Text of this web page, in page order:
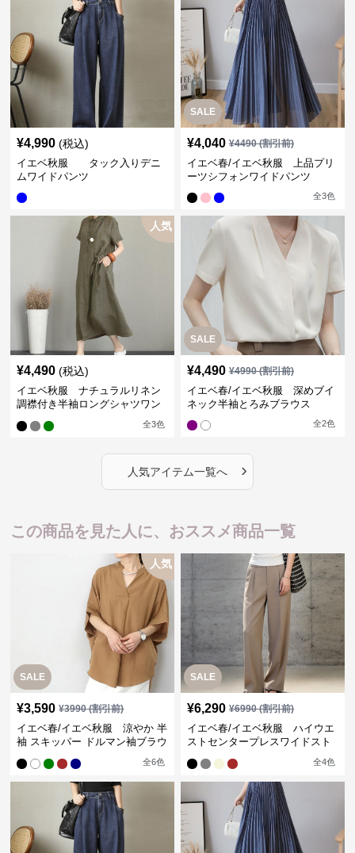
¥4,990 (税込)
イエベ秋服 タック入りデニ
ムワイドパンツ
SALE
¥4,040 ¥4490(割引前)
イエベ春/イエベ秋服 上品プリ
ーツシフォンワイドパンツ
全3色
人気
¥4,490 (税込)
イエベ秋服 ナチュラルリネン
調襟付き半袖ロングシャツワン
全3色
SALE
¥4,490 ¥4990(割引前)
イエベ春/イエベ秋服 深めブイ
ネック半袖とろみブラウス
全2色
人気アイテム一覧へ ›
この商品を見た人に、おススメ商品一覧
SALE
人気
¥3,590 ¥3990(割引前)
イエベ春/イエベ秋服 涼やか 半
袖 スキッパー ドルマン袖ブラウ
全6色
SALE
¥6,290 ¥6990(割引前)
イエベ春/イエベ秋服 ハイウエ
ストセンタープレスワイドスト
全4色